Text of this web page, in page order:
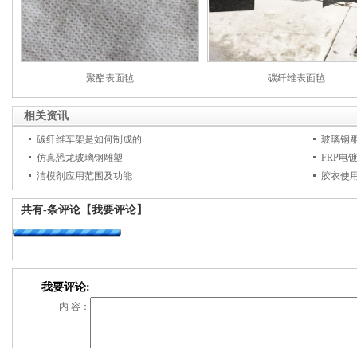
聚酯表面毡 碳纤维表面毡
相关资讯
碳纤维车架是如何制成的
玻璃钢
仿真恐龙玻璃钢雕塑
FRP电
洁模剂应用范围及功能
胶衣使
共有-条评论 【我要评论】
我要评论:
内 容：